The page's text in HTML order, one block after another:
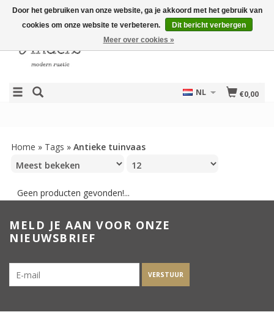
€0,00
NL
Home » Tags » Antieke tuinvaas
Geen producten gevonden!...
MELD JE AAN VOOR ONZE
NIEUWSBRIEF
VERSTUUR
Door het gebruiken van onze website, ga je akkoord met het gebruik van
cookies om onze website te verbeteren.
Dit bericht verbergen
Meer over cookies »